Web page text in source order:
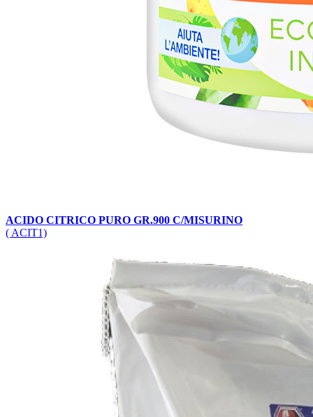
ACIDO CITRICO PURO GR.900 C/MISURINO
( ACIT1)